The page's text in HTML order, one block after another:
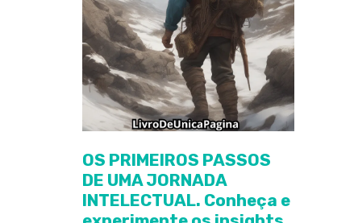
OS PRIMEIROS PASSOS
DE UMA JORNADA
INTELECTUAL. Conheça e